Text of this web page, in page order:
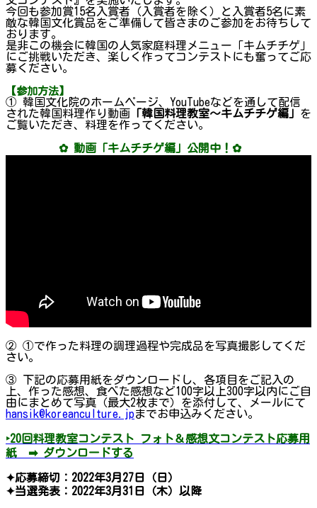
今回も参加賞15名入賞者（入賞者を除く）と入賞者5名に素
敵な韓国文化賞品をご準備して皆さまのご参加をお待ちして
おります。
是非この機会に韓国の人気家庭料理メニュー「キムチチゲ」
にご挑戦いただき、楽しく作ってコンテストにも奮ってご応
募ください。
【参加方法】
① 韓国文化院のホームページ、YouTubeなどを通して配信
された韓国料理作り動画 「韓国料理教室～キムチチゲ編」 を
ご覧いただき、料理を作ってください。
✿ 動画「キムチチゲ編」公開中！✿
② ①で作った料理の調理過程や完成品を写真撮影してくだ
さい。
③ 下記の応募用紙をダウンロードし、各項目をご記入の
上、作った感想、食べた感想など100字以上300字以内にご自
由にまとめて写真（最大2枚まで）を添付して、メールにて
hansik@koreanculture.jpまでお申込みください。
‣20回料理教室コンテスト フォト＆感想文コンテスト応募用
紙 ➡ ダウンロードする
✦応募締切：2022年3月27日（日）
✦当選発表：2022年3月31日（木）以降